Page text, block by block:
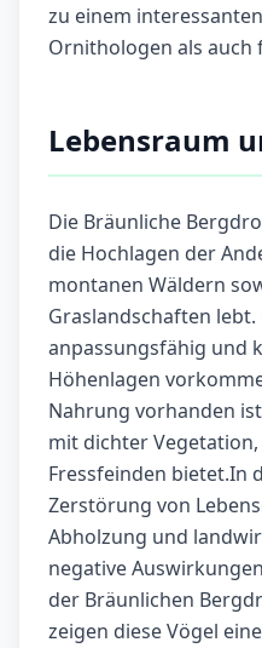
zu einem
Ornithologen als auch
Lebensraum
Die Bräunliche
die Hochlagen der
montanen Wäldern
Graslandschaften lebt.
anpassungsfähig und
Höhenlagen
Nahrung vorhanden
mit dichter
Fressfeinden bietet.In
Zerstörung von
Abholzung und
negative
der Bräunlichen
zeigen diese Vögel